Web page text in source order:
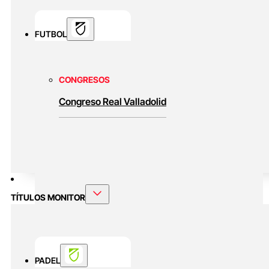
FUTBOL
CONGRESOS
Congreso Real Valladolid
TÍTULOS MONITOR
PADEL